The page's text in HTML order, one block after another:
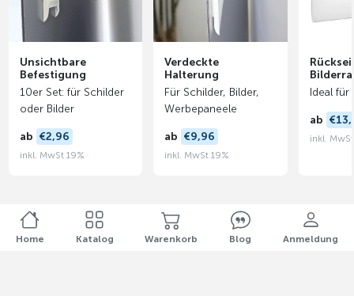
Unsichtbare
Befestigung
10er Set: für Schilder
oder Bilder
ab €2,96
inkl. MwSt 19%
Verdeckte
Halterung
Für Schilder, Bilder,
Werbepaneele
ab €9,96
inkl. MwSt 19%
Ideal für
ab
inkl.
Home Katalog Warenkorb Blog Anmeldung